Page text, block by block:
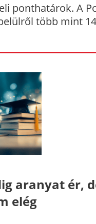
ponthatárok. A
több mint
aranyat ér,
elég